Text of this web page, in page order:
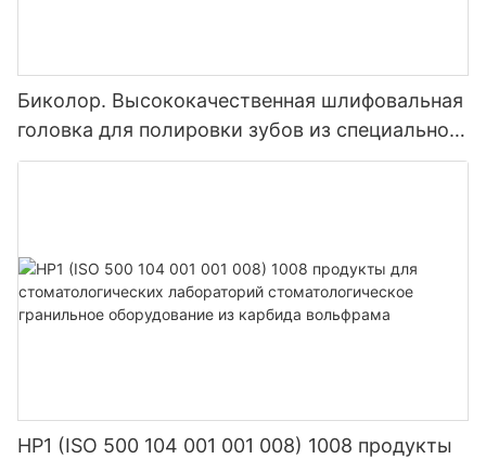
Биколор. Высококачественная шлифовальная
головка для полировки зубов из специального
композитного материала с крупным, средним
HP1 (ISO 500 104 001 001 008) 1008 продукты